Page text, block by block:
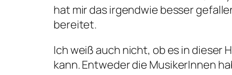
hat mir das irgendwie besser
bereitet.
Ich weiß auch nicht, ob es in dieser
kann. Entweder die MusikerInnen